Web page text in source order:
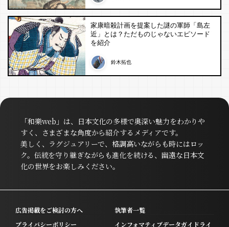
家康暗殺計画を提案した謎の軍師「島左
近」とは？ただものじゃないエピソード
を紹介
鈴木拓也
「和樂web」は、日本文化の多様で奥深い魅力をわかりや
すく、さまざまな角度から紹介するメディアです。
美しく、ラグジュアリーで、格調高いながらも時にはロッ
ク。伝統を守り継ぎながらも進化を続ける、幽遠な日本文
化の世界をお楽しみください。
広告掲載をご検討の方へ
執筆者一覧
プライバシーポリシー
インフォマティブデータガイドライ